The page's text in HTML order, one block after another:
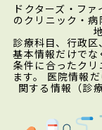
ドクターズ・フ
のクリニック・
診療科目、行政
基本情報だけで
条件に合ったク
ます。 医院情報
関する情報（診